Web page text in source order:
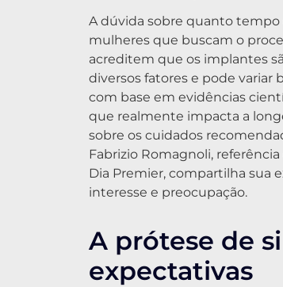
A dúvida sobre quanto
mulheres que buscam o
acreditem que os implantes
diversos fatores e pode variar
com base em evidências
que realmente impacta a
sobre os cuidados
Fabrizio Romagnoli,
Dia Premier, compartilha sua
interesse e preocupação.
A prótese de
expectativas